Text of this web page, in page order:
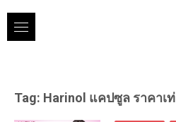
content
Tag: Harinol แคปซูล ราคาเ